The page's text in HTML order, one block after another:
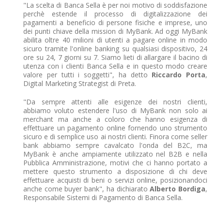
"La scelta di Banca Sella è per noi motivo di soddisfazione
perchè estende il processo di digitalizzazione dei
pagamenti a beneficio di persone fisiche e imprese, uno
dei punti chiave della mission di MyBank. Ad oggi MyBank
abilita oltre 40 milioni di utenti a pagare online in modo
sicuro tramite l'online banking su qualsiasi dispositivo, 24
ore su 24, 7 giorni su 7. Siamo lieti di allargare il bacino di
utenza con i clienti Banca Sella e in questo modo creare
valore per tutti i soggetti", ha detto Riccardo Porta,
Digital Marketing Strategist di Preta.
"Da sempre attenti alle esigenze dei nostri clienti,
abbiamo voluto estendere l'uso di MyBank non solo ai
merchant ma anche a coloro che hanno esigenza di
effettuare un pagamento online fornendo uno strumento
sicuro e di semplice uso ai nostri clienti. Finora come seller
bank abbiamo sempre cavalcato l'onda del B2C, ma
MyBank è anche ampiamente utilizzato nel B2B e nella
Pubblica Amministrazione, motivi che ci hanno portato a
mettere questo strumento a disposizione di chi deve
effettuare acquisti di beni o servizi online, posizionandoci
anche come buyer bank", ha dichiaratoAlberto Bordiga,
Responsabile Sistemi di Pagamento di Banca Sella.